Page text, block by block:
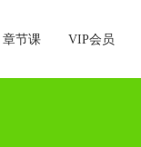
章节课 VIP会员